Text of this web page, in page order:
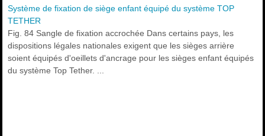
Système de fixation de siège enfant équipé du système TOP
TETHER
Fig. 84 Sangle de fixation accrochée Dans certains pays, les
dispositions légales nationales exigent que les sièges arrière
soient équipés d'oeillets d'ancrage pour les sièges enfant équipés
du système Top Tether. ...